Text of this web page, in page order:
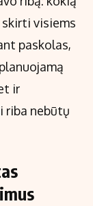
skirti visiems
paskolas,
ir
riba nebūtų